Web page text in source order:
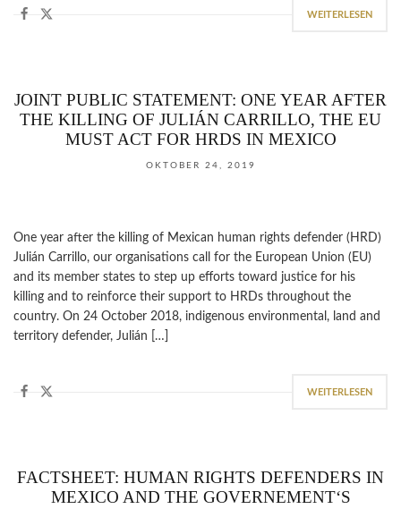
WEITERLESEN
JOINT PUBLIC STATEMENT: ONE YEAR AFTER
THE KILLING OF JULIÁN CARRILLO, THE EU
MUST ACT FOR HRDS IN MEXICO
OKTOBER 24, 2019
One year after the killing of Mexican human rights defender (HRD)
Julián Carrillo, our organisations call for the European Union (EU)
and its member states to step up efforts toward justice for his
killing and to reinforce their support to HRDs throughout the
country. On 24 October 2018, indigenous environmental, land and
territory defender, Julián […]
WEITERLESEN
FACTSHEET: HUMAN RIGHTS DEFENDERS IN
MEXICO AND THE GOVERNEMENT‘S